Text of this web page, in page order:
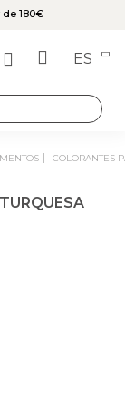
de 180€
ES
COLORANTES